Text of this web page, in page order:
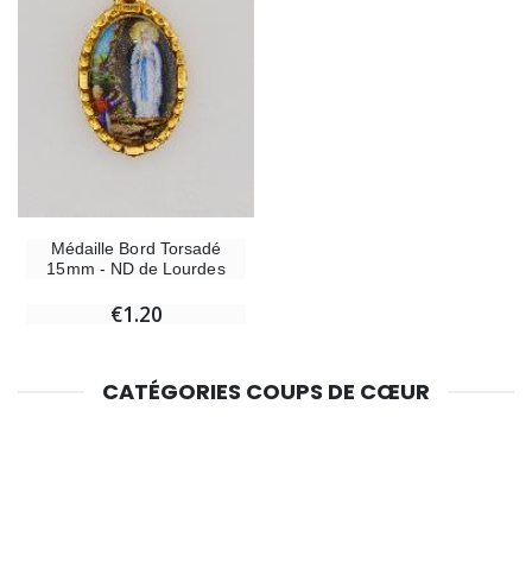
Médaille Bord Torsadé
15mm - ND de Lourdes
€1.20
CATÉGORIES COUPS DE CŒUR